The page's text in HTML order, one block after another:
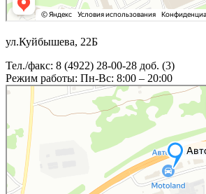
ул.Куйбышева, 22Б
Тел./факс: 8 (4922) 28-00-28 доб. (3)
Режим работы: Пн-Вс: 8:00 – 20:00